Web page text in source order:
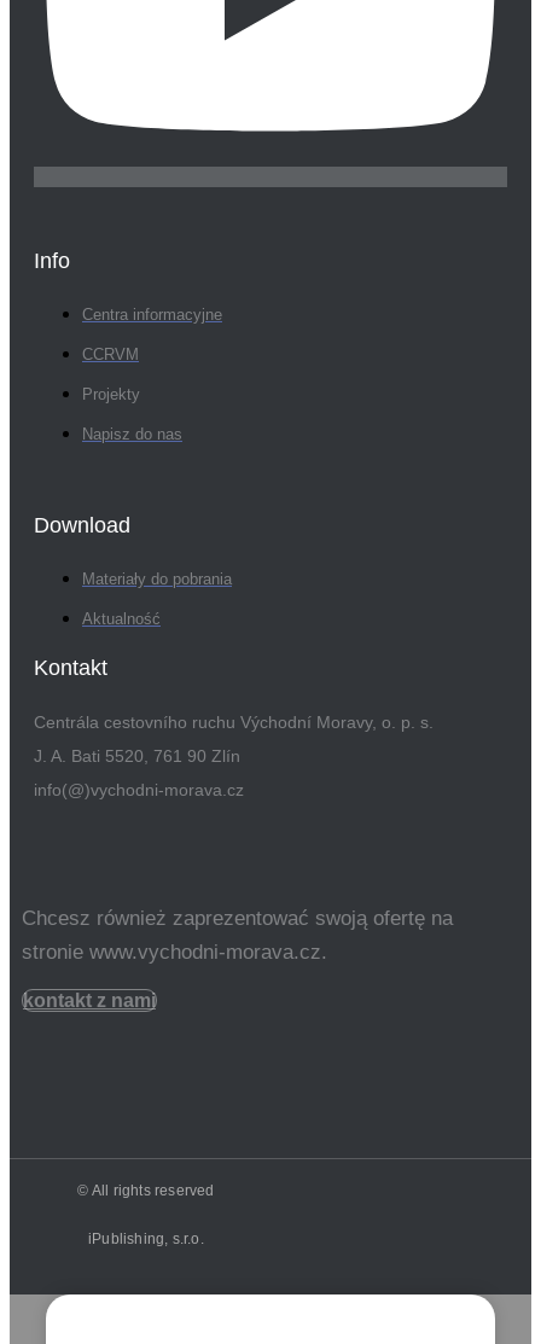
Info
Centra informacyjne
CCRVM
Projekty
Napisz do nas
Download
Materiały do pobrania
Aktualność
Kontakt
Centrála cestovního ruchu Východní Moravy, o. p. s.
J. A. Bati 5520, 761 90 Zlín
info(@)vychodni-morava.cz
Chcesz również zaprezentować swoją ofertę na
stronie www.vychodni-morava.cz.
kontakt z nami
© All rights reserved
iPublishing, s.r.o.